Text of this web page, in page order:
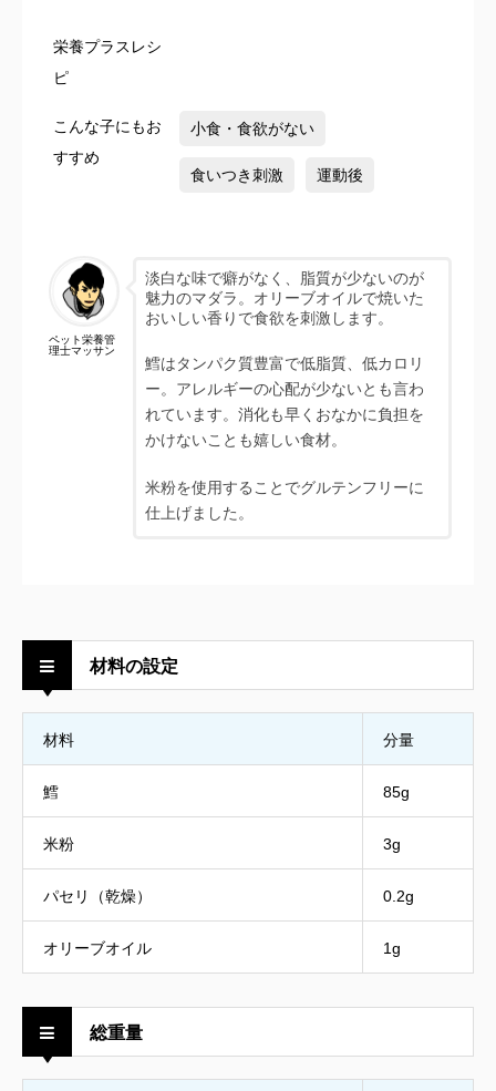
栄養プラスレシ
ピ
こんな子にもお
すすめ
小食・食欲がない
食いつき刺激 運動後
ペット栄養管
理士マッサン
淡白な味で癖がなく、脂質が少ないのが
魅力のマダラ。オリーブオイルで焼いた
おいしい香りで食欲を刺激します。
鱈はタンパク質豊富で低脂質、低カロリ
ー。アレルギーの心配が少ないとも言わ
れています。消化も早くおなかに負担を
かけないことも嬉しい食材。
米粉を使用することでグルテンフリーに
仕上げました。
材料の設定
材料 分量
鱈 85g
米粉 3g
パセリ（乾燥） 0.2g
オリーブオイル 1g
総重量